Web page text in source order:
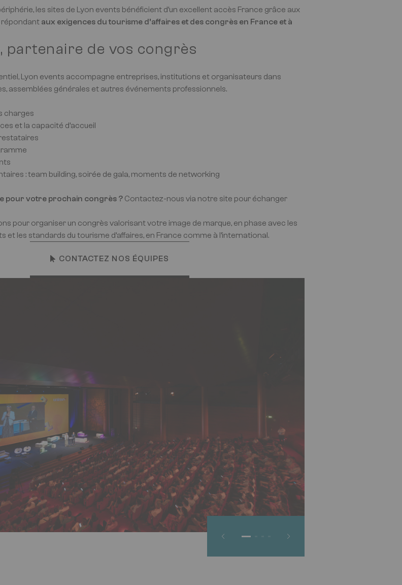
les sites de Lyon events bénéficient d’un excellent accès France grâce aux
aux exigences du tourisme d’affaires et des congrès en France et à
partenaire de vos congrès
Lyon events accompagne entreprises, institutions et organisateurs dans
assemblées générales et autres événements professionnels.
charges
et la capacité d’accueil
: team building, soirée de gala, moments de networking
pour votre prochain congrès ? Contactez-nous via notre site pour échanger
pour organiser un congrès valorisant votre image de marque, en phase avec les
les standards du tourisme d’affaires, en France comme à l’international.
CONTACTEZ NOS ÉQUIPES